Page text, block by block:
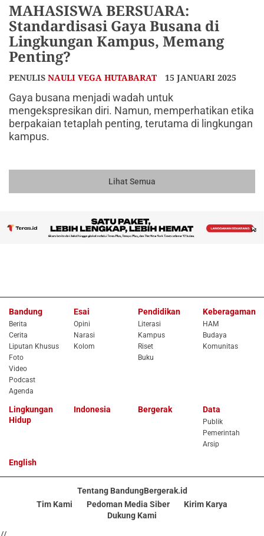
MAHASISWA BERSUARA:
Standardisasi Gaya Busana di
Lingkungan Kampus, Memang
Penting?
PENULIS NAULI VEGA HUTABARAT 15 JANUARI 2025
Gaya busana menjadi wadah untuk
mengekspresikan diri. Namun, memperhatikan etika
berpakaian tetaplah penting, terutama di lingkungan
kampus.
Lihat Semua
Bandung
Berita
Cerita
Liputan Khusus
Foto
Video
Podcast
Agenda
Esai
Opini
Narasi
Kolom
Pendidikan
Literasi
Kampus
Riset
Buku
Keberagaman
HAM
Budaya
Komunitas
Lingkungan
Hidup
Indonesia Bergerak Data
Publik
Pemerintah
Arsip
English
Tentang BandungBergerak.id
Tim Kami
Pedoman Media Siber
Kirim Karya
Dukung Kami